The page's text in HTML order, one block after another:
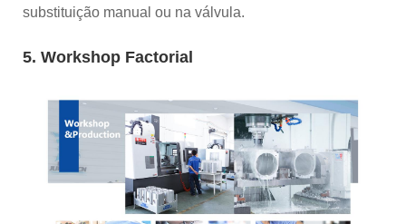
substituição manual ou na válvula.
5. Workshop Factorial